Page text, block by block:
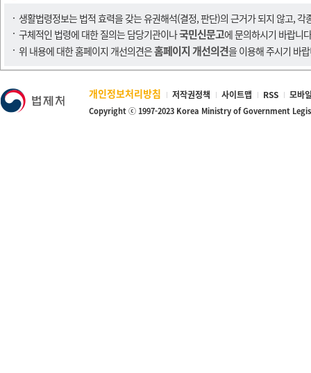
생활법령정보는 법적 효력을 갖는 유권해석(결정, 판단)의 근거가 되지 않고,
구체적인 법령에 대한 질의는 담당기관이나국민신문고에 문의하시기 바랍니
위 내용에 대한 홈페이지 개선의견은홈페이지 개선의견을 이용해 주시기 바
개인정보처리방침 저작권정책 사이트맵 RSS 모바
Copyright ⓒ 1997-2023 Korea Ministry of Government